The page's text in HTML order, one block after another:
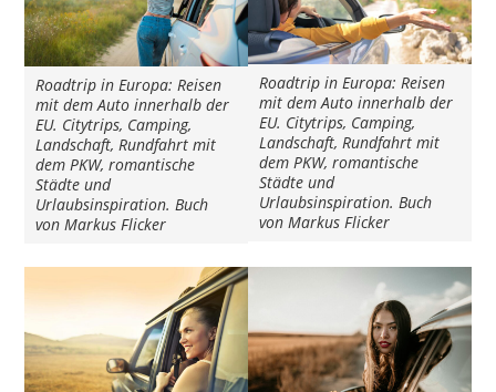
Roadtrip in Europa: Reisen
mit dem Auto innerhalb der
EU. Citytrips, Camping,
Landschaft, Rundfahrt mit
dem PKW, romantische
Städte und
Urlaubsinspiration. Buch
von Markus Flicker
Roadtrip in Europa: Reisen
mit dem Auto innerhalb der
EU. Citytrips, Camping,
Landschaft, Rundfahrt mit
dem PKW, romantische
Städte und
Urlaubsinspiration. Buch
von Markus Flicker